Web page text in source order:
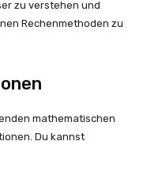
zu verstehen und
Rechenmethoden zu
mathematischen
Du kannst